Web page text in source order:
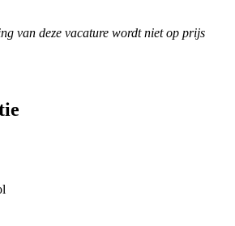
van deze vacature wordt niet op prijs